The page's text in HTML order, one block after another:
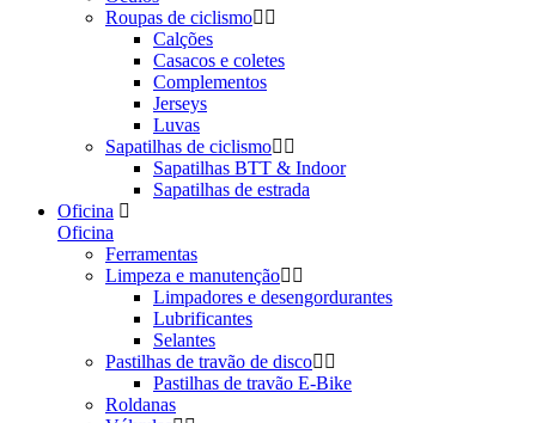
Roupas de ciclismo
Calções
Casacos e coletes
Complementos
Jerseys
Luvas
Sapatilhas de ciclismo
Sapatilhas BTT & Indoor
Sapatilhas de estrada
Oficina
Oficina
Ferramentas
Limpeza e manutenção
Limpadores e desengordurantes
Lubrificantes
Selantes
Pastilhas de travão de disco
Pastilhas de travão E-Bike
Roldanas